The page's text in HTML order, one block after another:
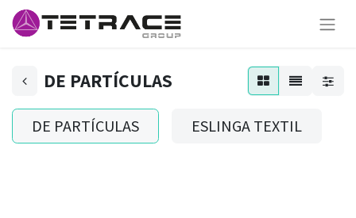
DE PARTÍCULAS
DE PARTÍCULAS ESLINGA TEXTIL